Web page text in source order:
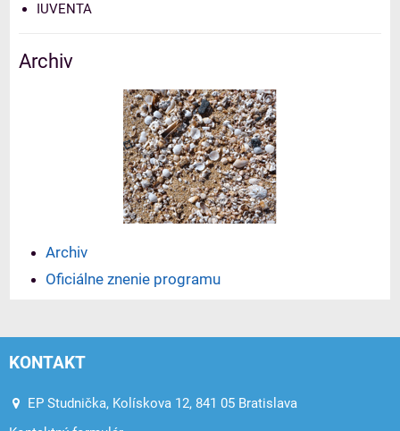
IUVENTA
Archiv
Archiv
Oficiálne znenie programu
KONTAKT
EP Studnička, Kolískova 12, 841 05 Bratislava